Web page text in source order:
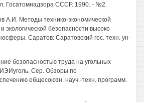
Госатомнадзора СССР. 1990. - №2.
А.И. Методы технико-экономической
безопасности высоко
Саратов: Саратовский гос. техн. ун-
безопасностью труда на угольных
Сер. Обзоры по
общесоюзн. науч.-техн. программ.